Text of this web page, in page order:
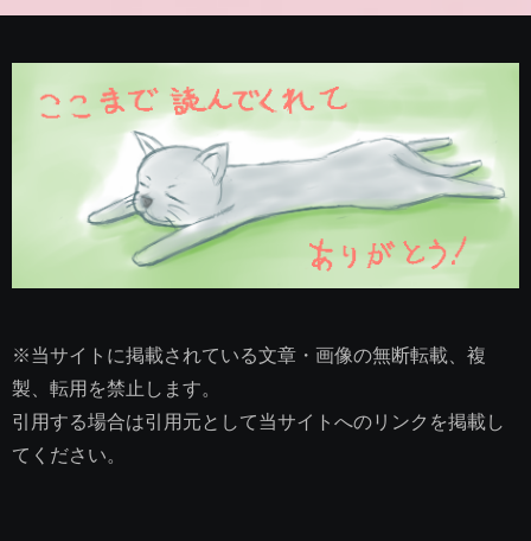
※当サイトに掲載されている文章・画像の無断転載、複
製、転用を禁止します。
引用する場合は引用元として当サイトへのリンクを掲載し
てください。